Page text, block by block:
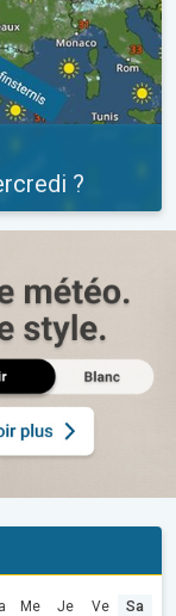
?
Me Je Ve Sa